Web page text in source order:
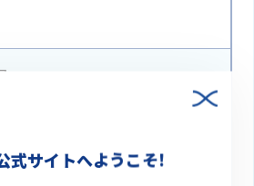
式サイトへようこそ!